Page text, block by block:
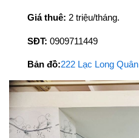
Giá thuê: 2 triệu/tháng.
SĐT: 0909711449
Bản đồ:222 Lạc Long Quân